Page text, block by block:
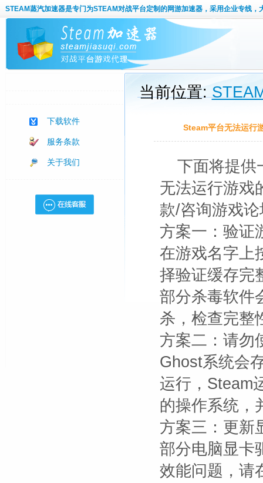
STEAM蒸汽加速器是专门为STEAM对战平台定制的网游加速器，采用企业专线，
下载软件
服务条款
关于我们
当前位置:
Steam平台无法运行
下面将提供
无法运行游戏
款/咨询游戏
方案一：验证
在游戏名字上
择验证缓存完
部分杀毒软件
杀，检查完整
方案二：请勿
Ghost系统会
运行，Steam
的操作系统，
方案三：更新
部分电脑显卡
效能问题，请